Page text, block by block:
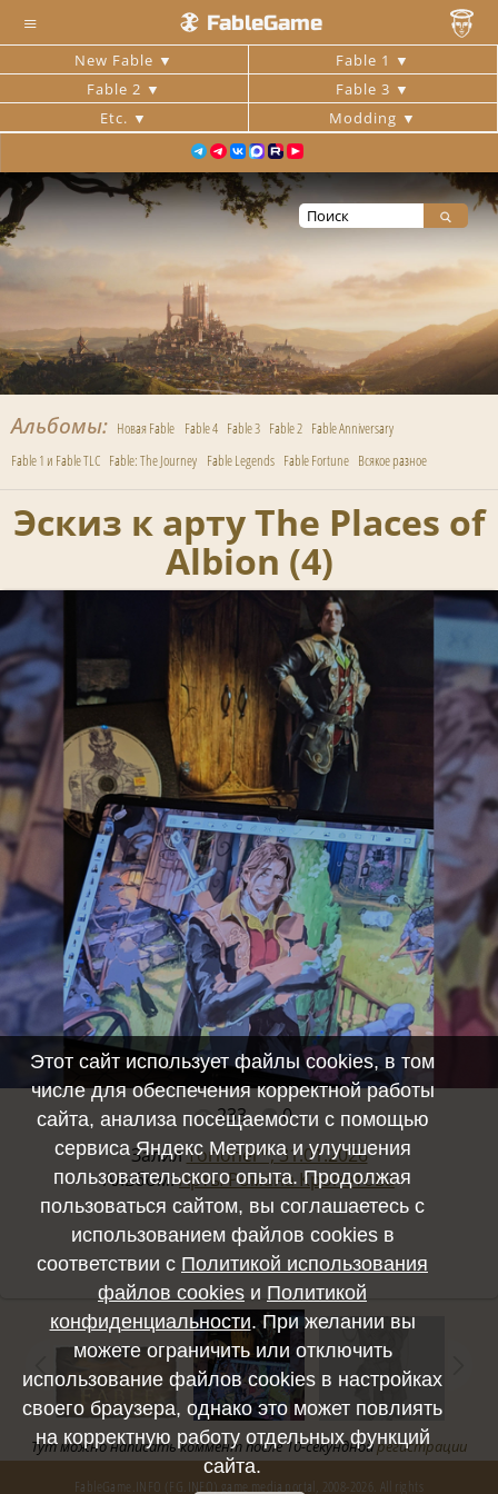
≡ FableGame
New Fable
Fable 1
Fable 2
Fable 3
Etc.
Modding
Альбомы Новая Fable Fable 4 Fable 3 Fable 2 Fable Anniversary
Fable 1 и Fable TLC Fable: The Journey Fable Legends Fable Fortune Всякое разное
Эскиз к арту The Places of
Albion (4)
Полный размер -2500x2500/ 714.6Kb
233
0
ЗалилTorionel™, 31.01.2026
Альбом:Арты Романа Кропотова
Тут можно написать коммент после 10-секунднойрегистрации
FableGame.INFO (FG.INFO) game media portal, 2008-2026. All rights
Этот сайт использует файлы cookies, в том
числе для обеспечения корректной работы
сайта, анализа посещаемости с помощью
сервиса Яндекс Метрика и улучшения
пользовательского опыта. Продолжая
пользоваться сайтом, вы соглашаетесь с
использованием файлов cookies в
соответствии с Политикой использования
файлов cookies и Политикой
конфиденциальности. При желании вы
можете ограничить или отключить
использование файлов cookies в настройках
своего браузера, однако это может повлиять
на корректную работу отдельных функций
сайта.